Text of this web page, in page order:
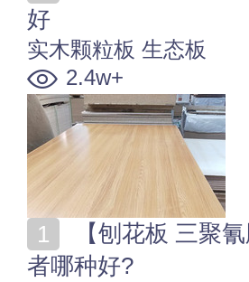
好
实木颗粒板 生态板
2.4w+
者哪种好?